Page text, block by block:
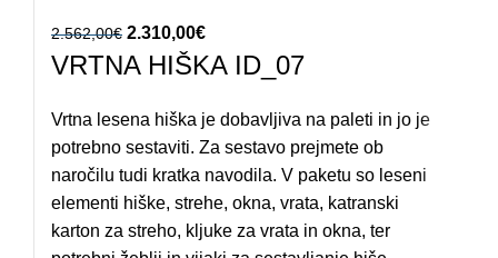
2.562,00€ Izvirna cena je bila: 2.562,00€.
2.310,00€
VRTNA HIŠKA ID_07
Vrtna lesena hiška je dobavljiva na paleti in jo je
potrebno sestaviti. Za sestavo prejmete ob
naročilu tudi kratka navodila. V paketu so leseni
elementi hiške, strehe, okna, vrata, katranski
karton za streho, kljuke za vrata in okna, ter